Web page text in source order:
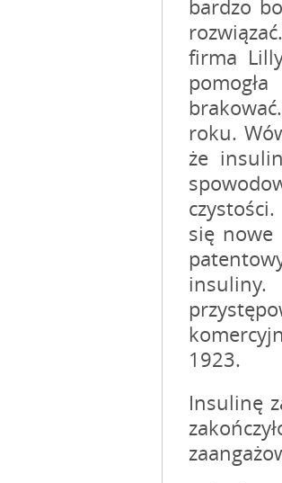
bardzo
firma
roku.
że
się nowe
insuliny.
1923.
Insulinę